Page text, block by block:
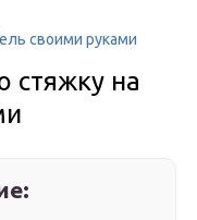
своими руками
стяжку на